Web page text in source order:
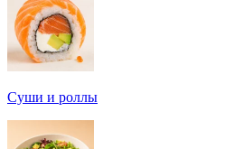
Суши и роллы